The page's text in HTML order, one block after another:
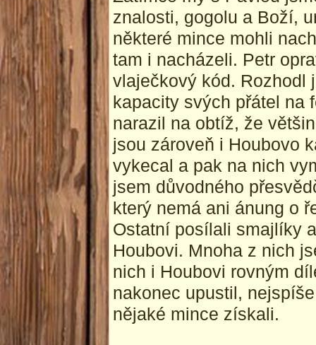
znalosti, gogolu a Boží,
některé mince mohli
tam i nacházeli. Petr
vlaječkový kód. Rozhodl
kapacity svých přátel na
narazil na obtíž, že
jsou zároveň i Houbovo
vykecal a pak na nich
jsem důvodného
který nemá ani ánung o
Ostatní posílali smajlíky
Houbovi. Mnoha z nich
nich i Houbovi rovným
nakonec upustil,
nějaké mince získali.